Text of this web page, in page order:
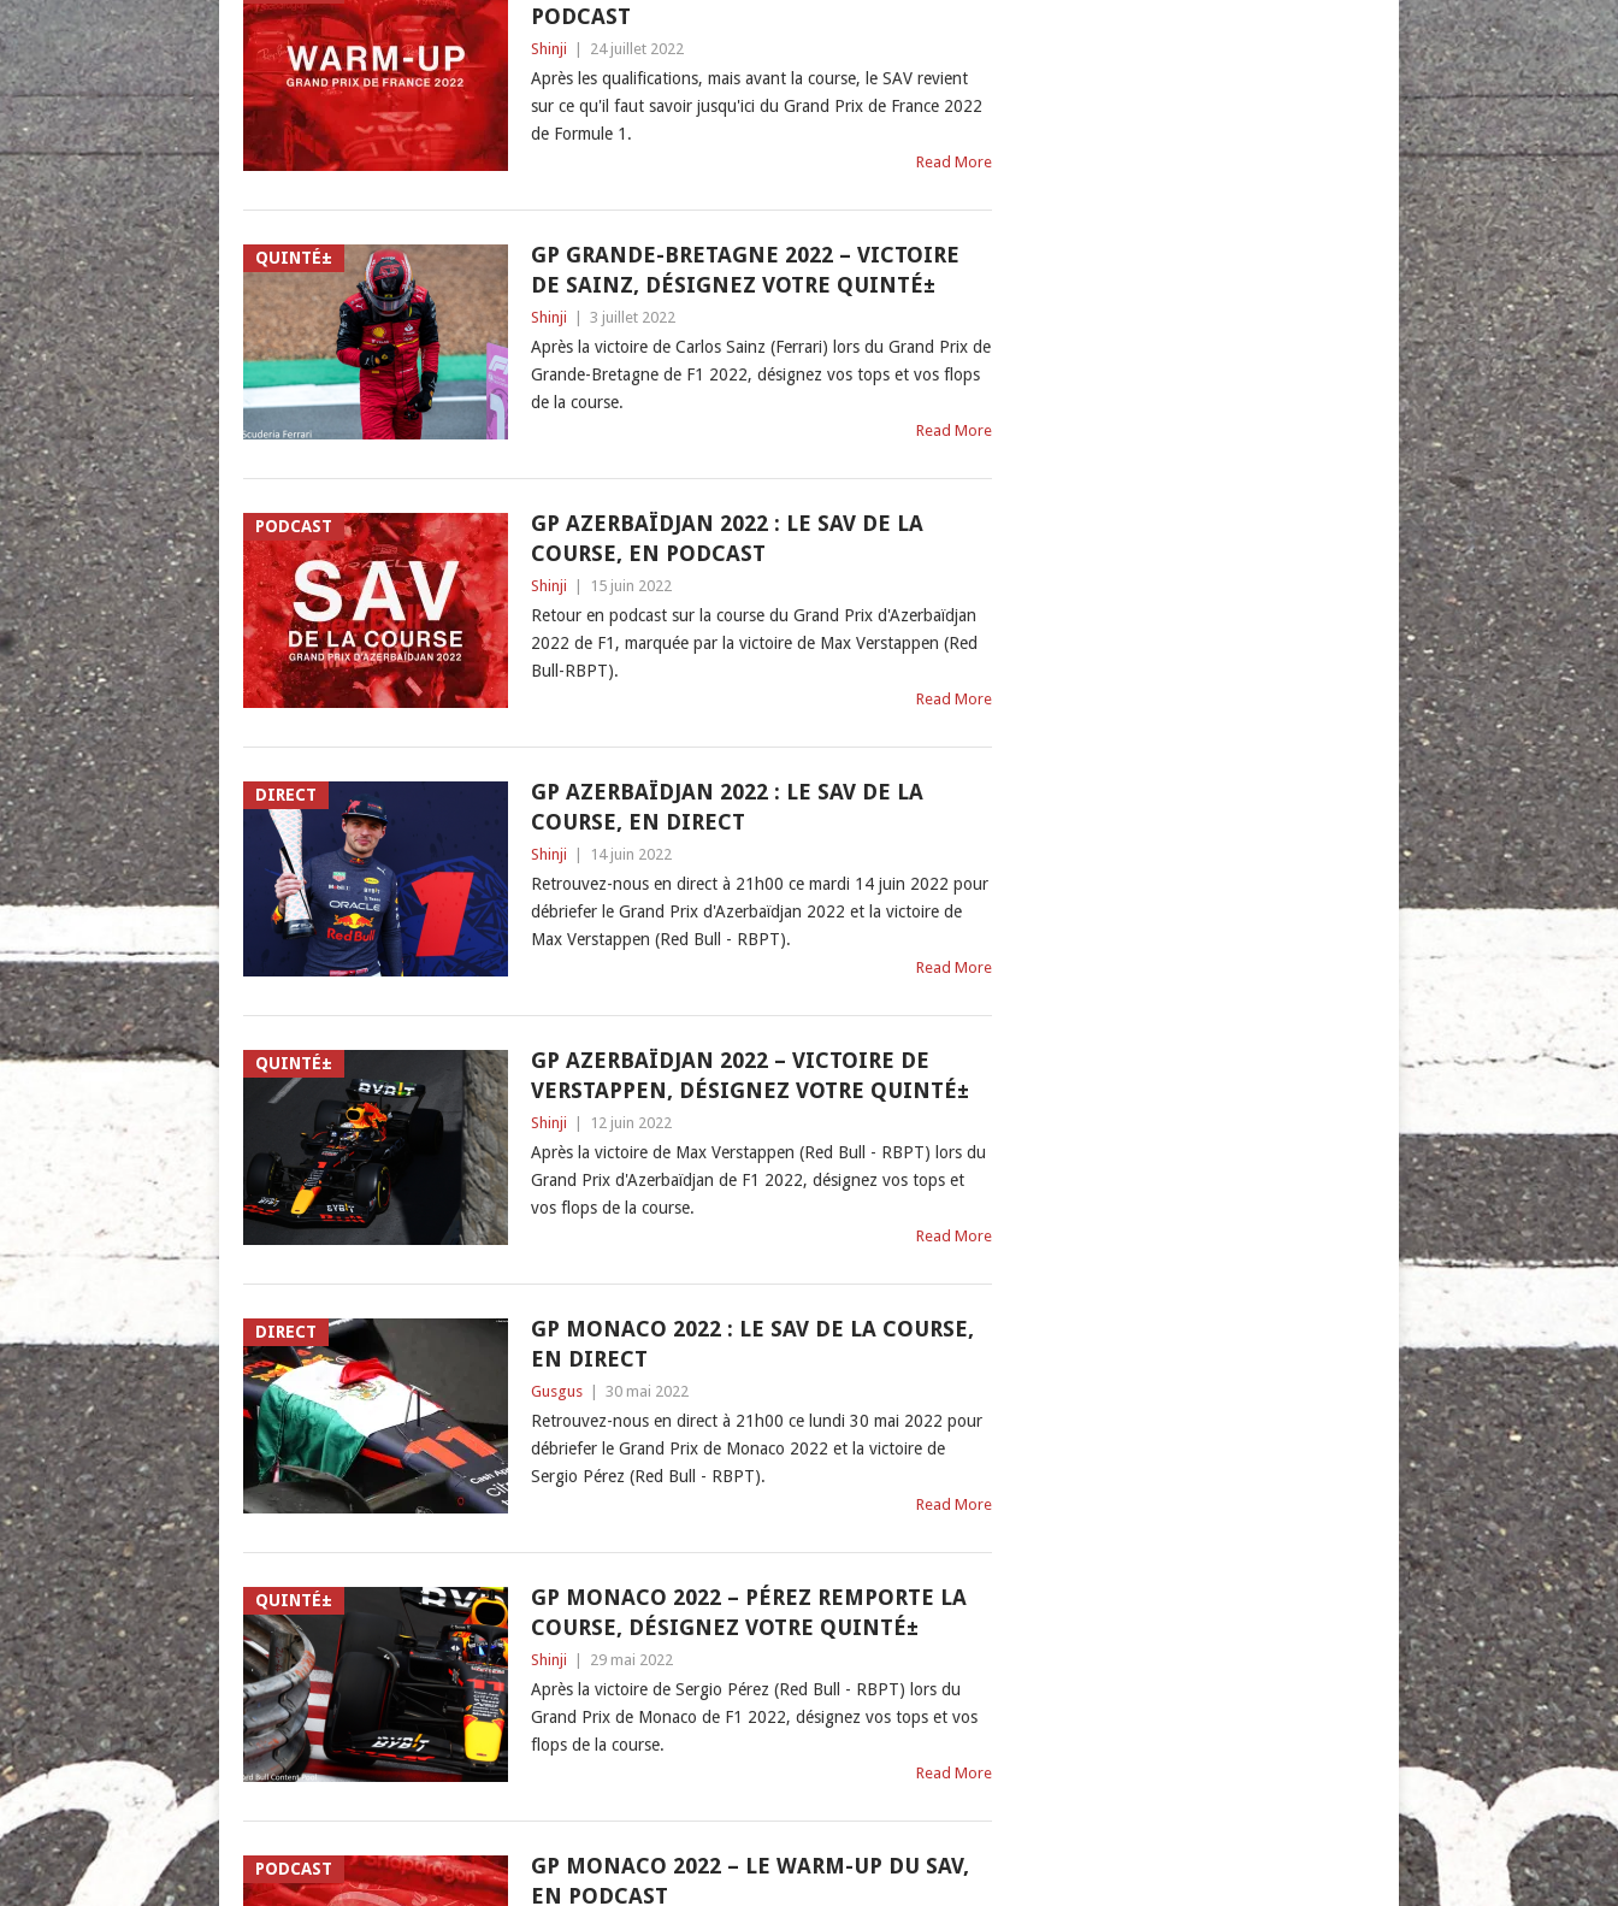
PODCAST
Shinji 24 juillet 2022
Après les qualifications, mais avant la course, le SAV revient
sur ce qu'il faut savoir jusqu'ici du Grand Prix de France 2022
de Formule 1.
Read More
QUINTÉ±
GP GRANDE-BRETAGNE 2022 – VICTOIRE
DE SAINZ, DÉSIGNEZ VOTRE QUINTÉ±
Shinji 3 juillet 2022
Après la victoire de Carlos Sainz (Ferrari) lors du Grand Prix de
Grande-Bretagne de F1 2022, désignez vos tops et vos flops
de la course.
Read More
PODCAST
GP AZERBAÏDJAN 2022 : LE SAV DE LA
COURSE, EN PODCAST
Shinji 15 juin 2022
Retour en podcast sur la course du Grand Prix d'Azerbaïdjan
2022 de F1, marquée par la victoire de Max Verstappen (Red
Bull-RBPT).
Read More
DIRECT
GP AZERBAÏDJAN 2022 : LE SAV DE LA
COURSE, EN DIRECT
Shinji 14 juin 2022
Retrouvez-nous en direct à 21h00 ce mardi 14 juin 2022 pour
débriefer le Grand Prix d'Azerbaïdjan 2022 et la victoire de
Max Verstappen (Red Bull - RBPT).
Read More
QUINTÉ±
GP AZERBAÏDJAN 2022 – VICTOIRE DE
VERSTAPPEN, DÉSIGNEZ VOTRE QUINTÉ±
Shinji 12 juin 2022
Après la victoire de Max Verstappen (Red Bull - RBPT) lors du
Grand Prix d'Azerbaïdjan de F1 2022, désignez vos tops et
vos flops de la course.
Read More
DIRECT
GP MONACO 2022 : LE SAV DE LA COURSE,
EN DIRECT
Gusgus 30 mai 2022
Retrouvez-nous en direct à 21h00 ce lundi 30 mai 2022 pour
débriefer le Grand Prix de Monaco 2022 et la victoire de
Sergio Pérez (Red Bull - RBPT).
Read More
QUINTÉ±
GP MONACO 2022 – PÉREZ REMPORTE LA
COURSE, DÉSIGNEZ VOTRE QUINTÉ±
Shinji 29 mai 2022
Après la victoire de Sergio Pérez (Red Bull - RBPT) lors du
Grand Prix de Monaco de F1 2022, désignez vos tops et vos
flops de la course.
Read More
PODCAST
GP MONACO 2022 – LE WARM-UP DU SAV,
EN PODCAST